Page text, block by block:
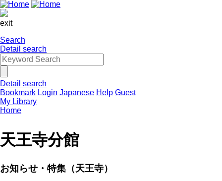
exit
Search
Detail search
Detail search
Bookmark Login Japanese Help Guest
My Library
Home
天王寺分館
お知らせ・特集（天王寺）